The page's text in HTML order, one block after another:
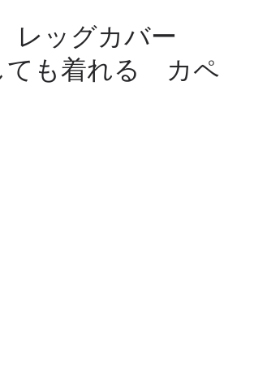
レッグカバー
も着れる カペ